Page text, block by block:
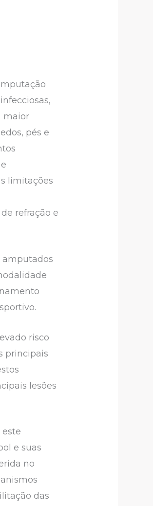
maior
pés e
limitações
refração e
amputados
risco
principais
lesões
e suas
no
das